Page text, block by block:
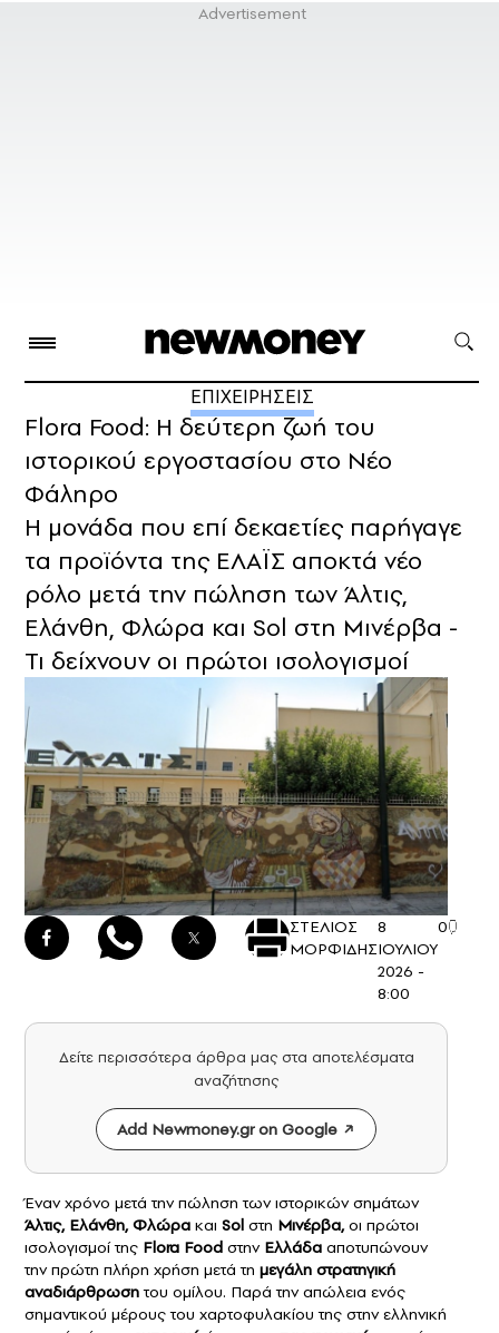
ΕΠΙΧΕΙΡΗΣΕΙΣ
Flora Food: Η δεύτερη ζωή του
ιστορικού εργοστασίου στο Νέο
Φάληρο
Η μονάδα που επί δεκαετίες παρήγαγε
τα προϊόντα της ΕΛΑΪΣ αποκτά νέο
ρόλο μετά την πώληση των Άλτις,
Ελάνθη, Φλώρα και Sol στη Μινέρβα -
Τι δείχνουν οι πρώτοι ισολογισμοί
ΣΤΕΛΙΟΣ
ΜΟΡΦΙΔΗΣ
8
ΙΟΥΛΙΟΥ
2026 -
8:00
0
Δείτε περισσότερα άρθρα μας στα αποτελέσματα
αναζήτησης
Add Newmoney.gr on Google
Έναν χρόνο μετά την πώληση των ιστορικών σημάτων
Άλτις, Ελάνθη, Φλώρα και Sol στη Μινέρβα,οι πρώτοι
ισολογισμοί της Flora Food στην Ελλάδα αποτυπώνουν
την πρώτη πλήρη χρήση μετά τη μεγάλη στρατηγική
αναδιάρθρωσητου ομίλου. Παρά την απώλεια ενός
σημαντικού μέρους του χαρτοφυλακίου της στην ελληνική